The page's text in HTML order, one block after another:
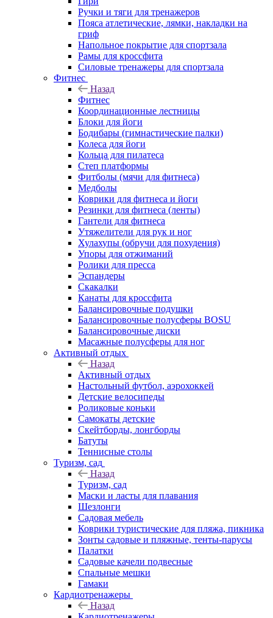
Ручки и тяги для тренажеров
Пояса атлетические, лямки, накладки на
гриф
Напольное покрытие для спортзала
Рамы для кроссфита
Силовые тренажеры для спортзала
Фитнес
Назад
Фитнес
Координационные лестницы
Блоки для йоги
Бодибары (гимнастические палки)
Колеса для йоги
Кольца для пилатеса
Степ платформы
Фитболы (мячи для фитнеса)
Медболы
Коврики для фитнеса и йоги
Резинки для фитнеса (ленты)
Гантели для фитнеса
Утяжелители для рук и ног
Хулахупы (обручи для похудения)
Упоры для отжиманий
Ролики для пресса
Эспандеры
Скакалки
Канаты для кроссфита
Балансировочные подушки
Балансировочные полусферы BOSU
Балансировочные диски
Масажные полусферы для ног
Активный отдых
Назад
Активный отдых
Настольный футбол, аэрохоккей
Детские велосипеды
Роликовые коньки
Самокаты детские
Скейтборды, лонгборды
Батуты
Теннисные столы
Туризм, сад
Назад
Туризм, сад
Маски и ласты для плавания
Шезлонги
Садовая мебель
Коврики туристические для пляжа, пикника
Зонты садовые и пляжные, тенты-парусы
Палатки
Садовые качели подвесные
Спальные мешки
Гамаки
Кардиотренажеры
Назад